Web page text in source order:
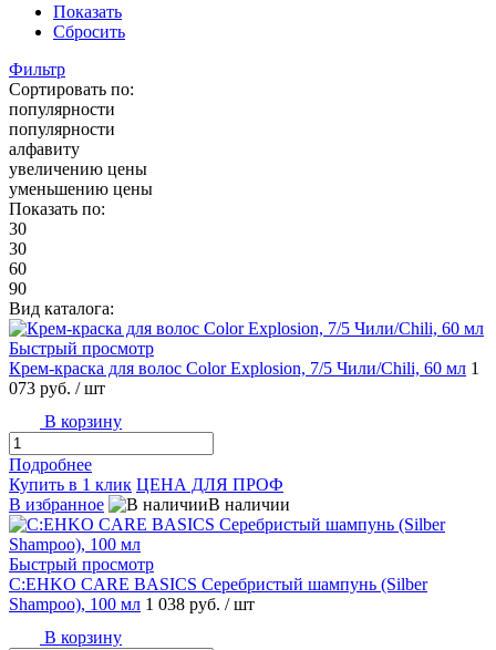
Показать
Сбросить
Фильтр
Сортировать по:
популярности
популярности
алфавиту
увеличению цены
уменьшению цены
Показать по:
30
30
60
90
Вид каталога:
Быстрый просмотр
Крем-краска для волос Color Explosion, 7/5 Чили/Chili, 60 мл 1
073 руб. / шт
В корзину
Подробнее
Купить в 1 клик ЦЕНА ДЛЯ ПРОФ
В избранное
В наличии
Быстрый просмотр
C:EHKO CARE BASICS Серебристый шампунь (Silber
Shampoo), 100 мл 1 038 руб. / шт
В корзину